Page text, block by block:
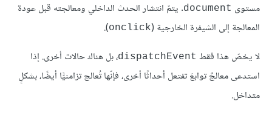
مستوى document. يتمّ انتشار الحدث الداخلي ومعالجته قبل عودة
المعالجة إلى الشيفرة الخارجية (onclick
).
لا يخصّ هذا فقط dispatchEvent، بل هناك حالات أخرى. إذا
استدعى معالجٌ توابعَ تفتعل أحداثًا أخرى، فإنّها تُعالج تزامنيًّا أيضًا، بشكلٍ
متداخل.